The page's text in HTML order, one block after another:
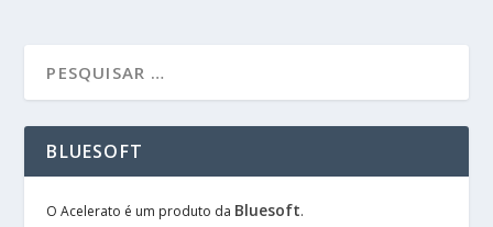
BLUESOFT
O Acelerato é um produto da Bluesoft.